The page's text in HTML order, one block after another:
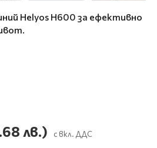
Helyos H600 за ефективно
лв.) с вкл. ДДС